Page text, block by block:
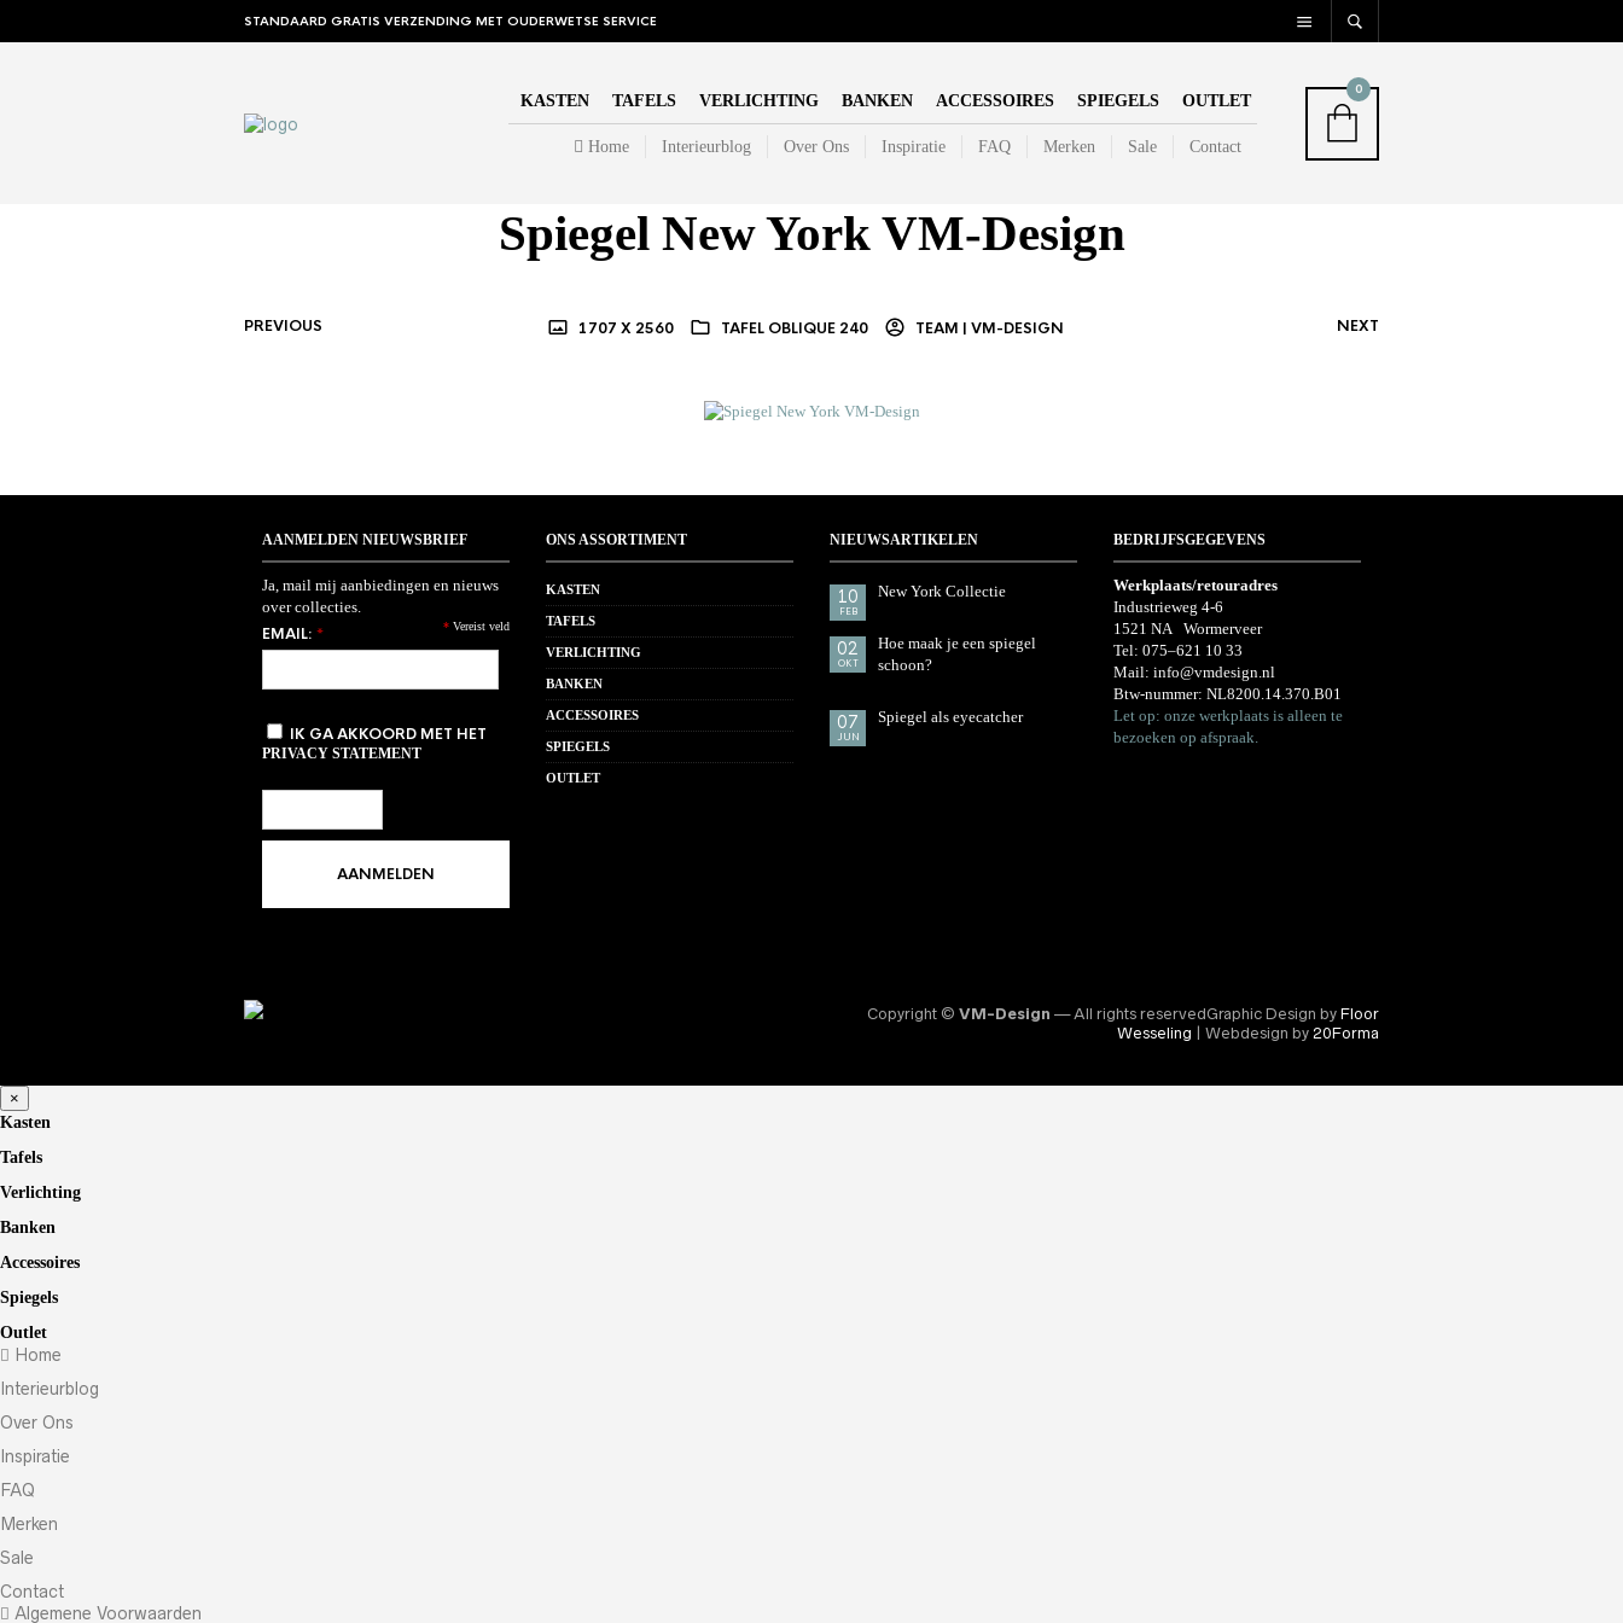
STANDAARD GRATIS VERZENDING MET OUDERWETSE SERVICE
KASTEN TAFELS VERLICHTING BANKEN ACCESSOIRES SPIEGELS OUTLET
Home Interieurblog Over Ons Inspiratie FAQ Merken Sale Contact
0
Spiegel New York VM-Design
1707 X 2560 TAFEL OBLIQUE 240 TEAM | VM-DESIGN
PREVIOUS NEXT
AANMELDEN NIEUWSBRIEF
Ja, mail mij aanbiedingen en nieuws
over collecties.
* Vereist veld
EMAIL: *
IK GA AKKOORD MET HET
PRIVACY STATEMENT
ONS ASSORTIMENT
KASTEN
TAFELS
VERLICHTING
BANKEN
ACCESSOIRES
SPIEGELS
OUTLET
NIEUWSARTIKELEN
10
FEB
New York Collectie
02
OKT
Hoe maak je een spiegel
schoon?
07
JUN
Spiegel als eyecatcher
BEDRIJFSGEGEVENS
Werkplaats/retouradres
Industrieweg 4-6
1521 NA Wormerveer
Tel: 075–621 10 33
Mail: info@vmdesign.nl
Btw-nummer: NL8200.14.370.B01
Let op: onze werkplaats is alleen te
bezoeken op afspraak.
Copyright © VM-Design — All rights reservedGraphic Design by Floor
Wesseling | Webdesign by 20Forma
×
Kasten
Tafels
Verlichting
Banken
Accessoires
Spiegels
Outlet
Home
Interieurblog
Over Ons
Inspiratie
FAQ
Merken
Sale
Contact
Algemene Voorwaarden